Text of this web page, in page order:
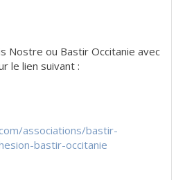
Nostre ou Bastir Occitanie avec
le lien suivant :
associations/bastir-
bastir-occitanie